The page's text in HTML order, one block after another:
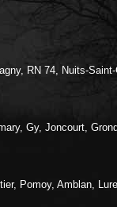
RN 74, Nuits-
Gy, Joncourt,
Pomoy, Amblan, Lure.